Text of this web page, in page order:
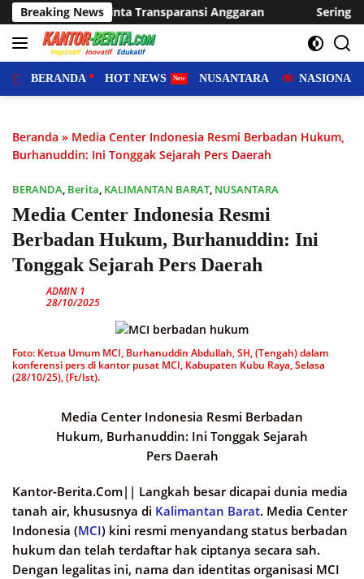
Langsung
ke
konten
Breaking News
Anggaran Sering Dilanda Genangan, Desa Sukaraja
BERANDA HOT NEWS NUSANTARA NASIONAL
Beranda » Media Center Indonesia Resmi Berbadan Hukum,
Burhanuddin: Ini Tonggak Sejarah Pers Daerah
BERANDA, Berita, KALIMANTAN BARAT, NUSANTARA
Media Center Indonesia Resmi
Berbadan Hukum, Burhanuddin: Ini
Tonggak Sejarah Pers Daerah
ADMIN 1
28/10/2025
Foto: Ketua Umum MCI, Burhanuddin Abdullah, SH, (Tengah) dalam
konferensi pers di kantor pusat MCI, Kabupaten Kubu Raya, Selasa
(28/10/25), (Ft/Ist).
Media Center Indonesia Resmi Berbadan
Hukum, Burhanuddin: Ini Tonggak Sejarah
Pers Daerah
Kantor-Berita.Com|| Langkah besar dicapai dunia media
tanah air, khususnya di Kalimantan Barat. Media Center
Indonesia (MCI) kini resmi menyandang status berbadan
hukum dan telah terdaftar hak ciptanya secara sah.
Dengan legalitas ini, nama dan identitas organisasi MCI